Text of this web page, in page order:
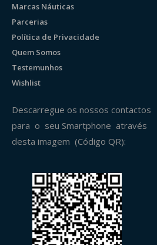
Marcas Náuticas
Parcerias
Política de Privacidade
Quem Somos
Testemunhos
Wishlist
Descarregue os nossos contactos
para o seu Smartphone através
desta imagem (Código QR):